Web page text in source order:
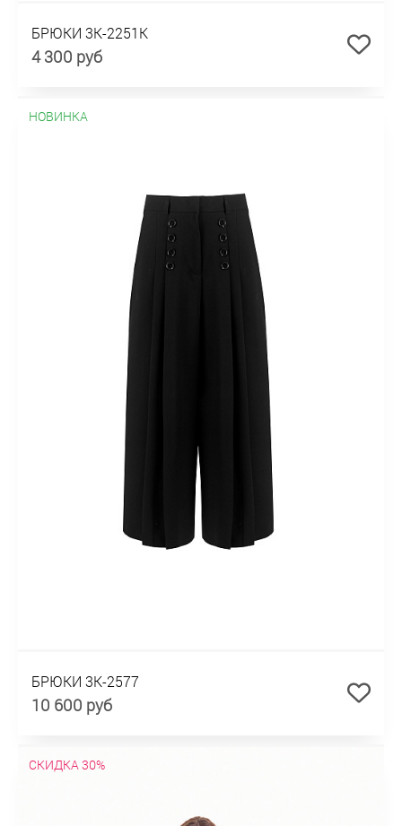
БРЮКИ 3К-2251К
4 300 руб
НОВИНКА
БРЮКИ 3К-2577
10 600 руб
СКИДКА 30%